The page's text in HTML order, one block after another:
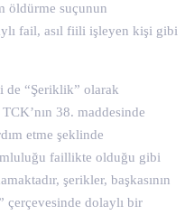
öldürme suçunun
fail, asıl fiili işleyen kişi gibi
de “Şeriklik” olarak
38. maddesinde
etme şeklinde
faillikte olduğu gibi
şerikler, başkasının
çerçevesinde dolaylı bir